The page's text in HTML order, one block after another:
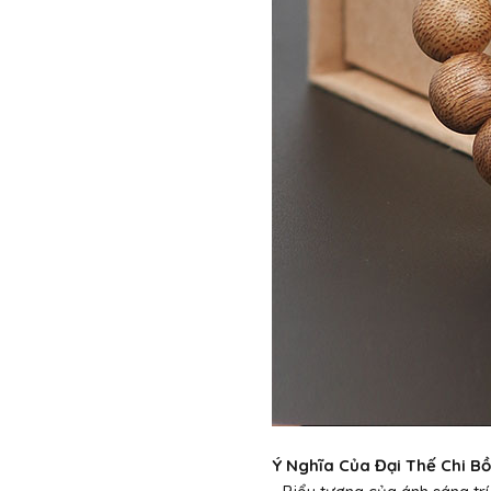
Ý Nghĩa Của Đại Thế Chi